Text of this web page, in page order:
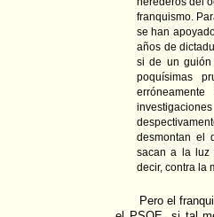
franquismo.
se han
años de
si de un guión
poquísimas
desmontan el
sacan a la luz
decir, contra la
Pero el